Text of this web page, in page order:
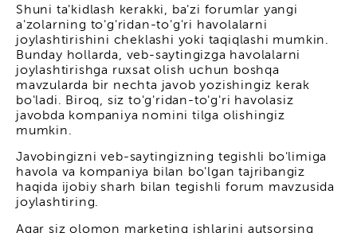
Shuni ta'kidlash kerakki, ba'zi forumlar yangi
a'zolarning to'g'ridan-to'g'ri havolalarni
joylashtirishini cheklashi yoki taqiqlashi mumkin.
Bunday hollarda, veb-saytingizga havolalarni
joylashtirishga ruxsat olish uchun boshqa
mavzularda bir nechta javob yozishingiz kerak
bo'ladi. Biroq, siz to'g'ridan-to'g'ri havolasiz
javobda kompaniya nomini tilga olishingiz
mumkin.
Javobingizni veb-saytingizning tegishli bo'limiga
havola va kompaniya bilan bo'lgan tajribangiz
haqida ijobiy sharh bilan tegishli forum mavzusida
joylashtiring.
Agar siz olomon marketing ishlarini autsorsing